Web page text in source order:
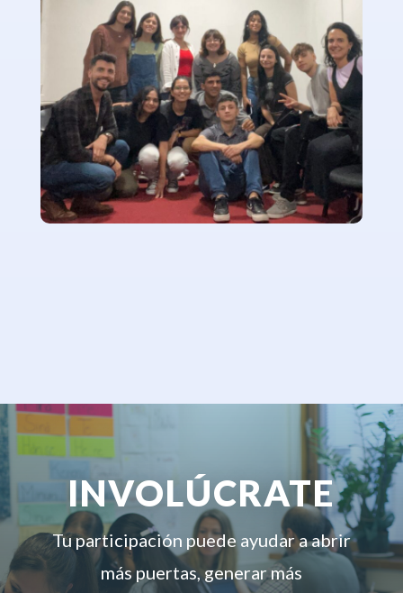
INVOLÚCRATE
Tu participación puede ayudar a abrir
más puertas, generar más